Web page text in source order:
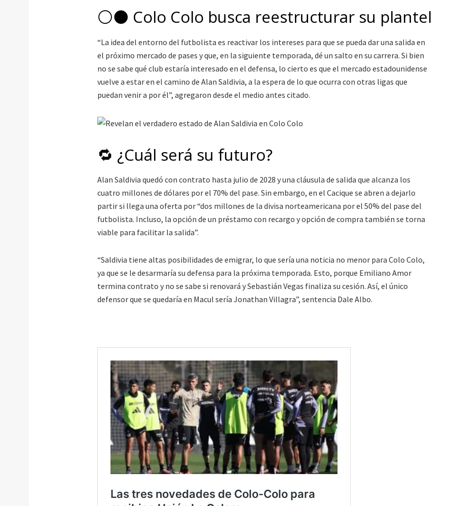
⚪️⚫️ Colo Colo busca reestructurar su plantel
“La idea del entorno del futbolista es reactivar los intereses para que se pueda dar una salida en
el próximo mercado de pases y que, en la siguiente temporada, dé un salto en su carrera. Si bien
no se sabe qué club estaría interesado en el defensa, lo cierto es que el mercado estadounidense
vuelve a estar en el camino de Alan Saldivia, a la espera de lo que ocurra con otras ligas que
puedan venir a por él”, agregaron desde el medio antes citado.
🔁 ¿Cuál será su futuro?
Alan Saldivia quedó con contrato hasta julio de 2028 y una cláusula de salida que alcanza los
cuatro millones de dólares por el 70% del pase. Sin embargo, en el Cacique se abren a dejarlo
partir si llega una oferta por “dos millones de la divisa norteamericana por el 50% del pase del
futbolista. Incluso, la opción de un préstamo con recargo y opción de compra también se torna
viable para facilitar la salida”.
“Saldivia tiene altas posibilidades de emigrar, lo que sería una noticia no menor para Colo Colo,
ya que se le desarmaría su defensa para la próxima temporada. Esto, porque Emiliano Amor
termina contrato y no se sabe si renovará y Sebastián Vegas finaliza su cesión. Así, el único
defensor que se quedaría en Macul sería Jonathan Villagra”, sentencia Dale Albo.